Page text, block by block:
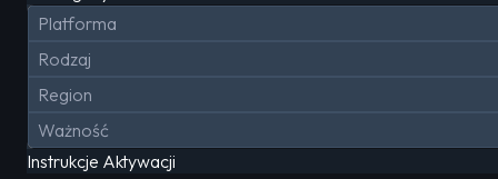
Platforma
Rodzaj
Region
Ważność
Instrukcje Aktywacji